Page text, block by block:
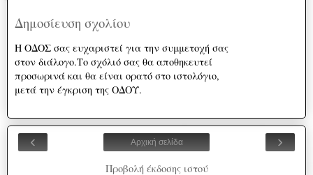
Δημοσίευση σχολίου
Η ΟΔΟΣ σας ευχαριστεί για την συμμετοχή σας
στον διάλογο.Το σχόλιό σας θα αποθηκευτεί
προσωρινά και θα είναι ορατό στο ιστολόγιο,
μετά την έγκριση της ΟΔΟΥ.
‹ ›
Αρχική σελίδα
Προβολή έκδοσης ιστού